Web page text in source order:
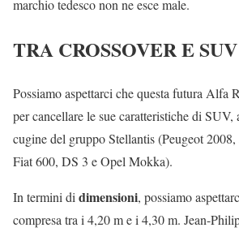
marchio tedesco non ne esce male.
TRA CROSSOVER E SUV
Possiamo aspettarci che questa futura Alfa
per cancellare le sue caratteristiche di SUV,
cugine del gruppo Stellantis (Peugeot
Fiat 600, DS 3 e Opel Mokka).
In termini didimensioni, possiamo
compresa tra i 4,20 m e i 4,30 m. Jean-